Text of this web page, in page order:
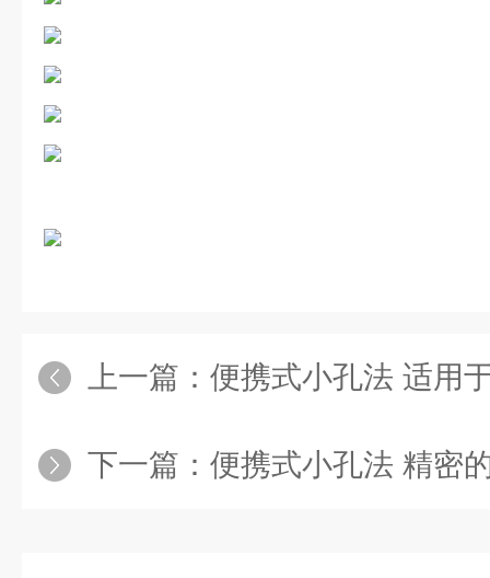
上一篇： 便携式小孔法 适用于多种材
下一篇： 便携式小孔法 精密的高